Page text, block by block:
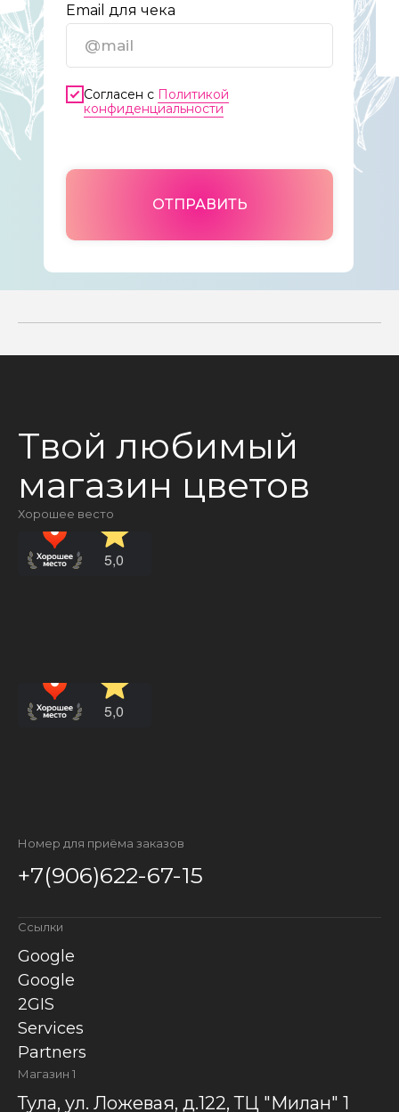
Email для чека
Согласен с Политикой
конфиденциальности
ОТПРАВИТЬ
Твой любимый
магазин цветов
Хорошее весто
Номер для приёма заказов
+7(906)622-67-15
Ссылки
Google
Google
2GIS
Services
Partners
Магазин 1
Тула, ул. Ложевая, д.122, ТЦ "Милан" 1